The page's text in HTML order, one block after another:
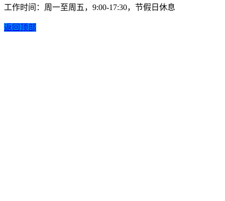
工作时间：周一至周五，9:00-17:30，节假日休息
返回顶部